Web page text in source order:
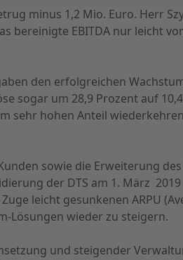
minus 1,2 Mio. Euro. Herr
EBITDA nur leicht
den erfolgreichen
sogar um 28,9 Prozent auf
sehr hohen Anteil
sowie die Erweiterung
der DTS am 1. März
leicht gesunkenen ARPU
Lösungen wieder zu steigern.
und steigender